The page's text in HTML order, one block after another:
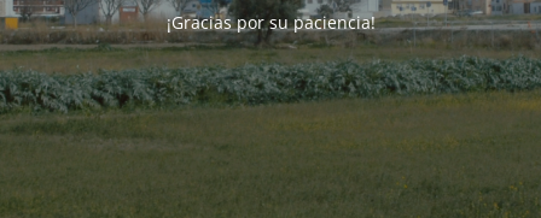
¡Gracias por su paciencia!